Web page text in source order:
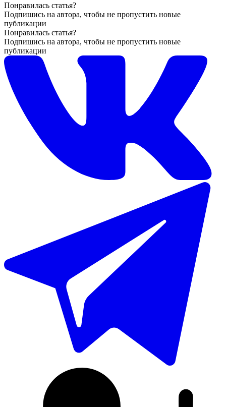
Понравилась статья?
Подпишись на автора, чтобы не пропустить новые
публикации
Понравилась статья?
Подпишись на автора, чтобы не пропустить новые
публикации